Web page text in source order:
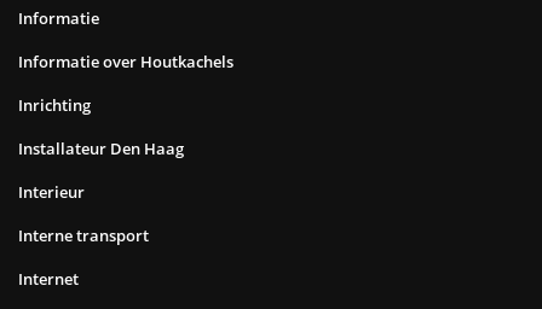
Informatie
Informatie over Houtkachels
Inrichting
Installateur Den Haag
Interieur
Interne transport
Internet